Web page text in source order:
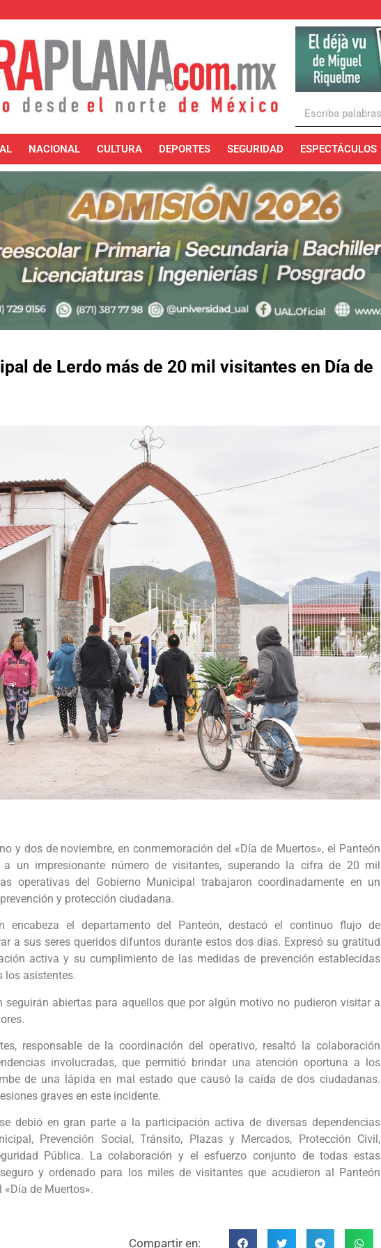
NACIONAL CULTURA DEPORTES SEGURIDAD ESPECTÁCULOS
de Lerdo más de 20 mil visitantes en Día de
y dos de noviembre, en conmemoración del «Día de Muertos», el Panteón
un impresionante número de visitantes, superando la cifra de 20 mil
operativas del Gobierno Municipal trabajaron coordinadamente en un
y protección ciudadana.
encabeza el departamento del Panteón, destacó el continuo flujo de
a sus seres queridos difuntos durante estos dos días. Expresó su gratitud
activa y su cumplimiento de las medidas de prevención establecidas
los asistentes.
seguirán abiertas para aquellos que por algún motivo no pudieron visitar a
responsable de la coordinación del operativo, resaltó la colaboración
involucradas, que permitió brindar una atención oportuna a los
de una lápida en mal estado que causó la caída de dos ciudadanas.
graves en este incidente.
debió en gran parte a la participación activa de diversas dependencias
Prevención Social, Tránsito, Plazas y Mercados, Protección Civil,
Pública. La colaboración y el esfuerzo conjunto de todas estas
y ordenado para los miles de visitantes que acudieron al Panteón
de Muertos».
Compartir en: